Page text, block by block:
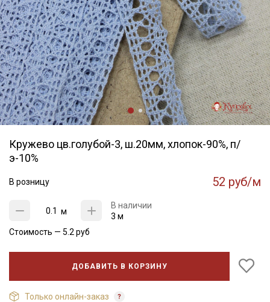
Кружево цв.голубой-3, ш.20мм, хлопок-90%, п/
э-10%
В розницу 52 руб/м
м
В наличии
3 м
Стоимость — 5.2 руб
ДОБАВИТЬ В КОРЗИНУ
Только онлайн-заказ